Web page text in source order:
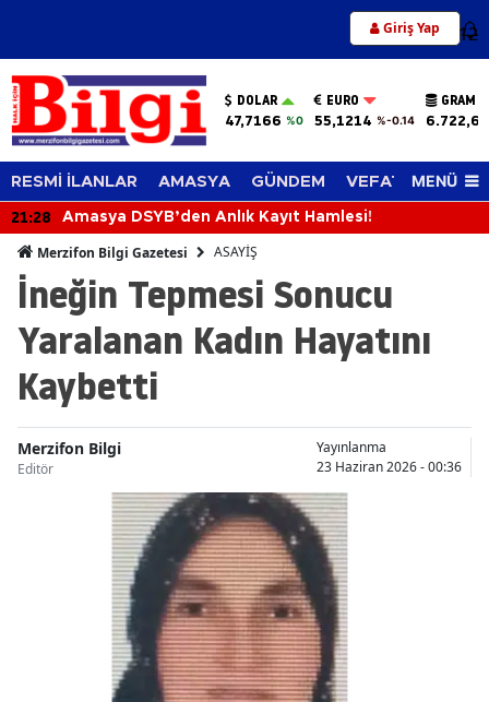
Giriş Yap 12
DOLAR
47,7166 %0
EURO
55,1214 %-0.14
GRAM
6.722,65
RESMİ İLANLAR AMASYA GÜNDEM VEFAT EDENLER
MENÜ
21:28 Amasya DSYB’den Anlık Kayıt Hamlesi!
Merzifon Bilgi Gazetesi ASAYİŞ
İneğin Tepmesi Sonucu
Yaralanan Kadın Hayatını
Kaybetti
Merzifon Bilgi
Editör
Yayınlanma
23 Haziran 2026 - 00:36